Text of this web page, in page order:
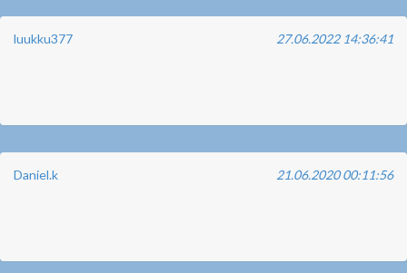
27.06.2022 14:36:41
luukku377
21.06.2020 00:11:56
Daniel.k